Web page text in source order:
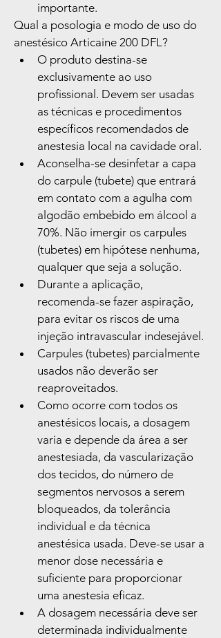
importante.
Qual a posologia e modo de uso do
anestésico Articaine 200 DFL?
O produto destina-se
exclusivamente ao uso
profissional. Devem ser usadas
as técnicas e procedimentos
específicos recomendados de
anestesia local na cavidade oral.
Aconselha-se desinfetar a capa
do carpule (tubete) que entrará
em contato com a agulha com
algodão embebido em álcool a
70%. Não imergir os carpules
(tubetes) em hipótese nenhuma,
qualquer que seja a solução.
Durante a aplicação,
recomenda-se fazer aspiração,
para evitar os riscos de uma
injeção intravascular indesejável.
Carpules (tubetes) parcialmente
usados não deverão ser
reaproveitados.
Como ocorre com todos os
anestésicos locais, a dosagem
varia e depende da área a ser
anestesiada, da vascularização
dos tecidos, do número de
segmentos nervosos a serem
bloqueados, da tolerância
individual e da técnica
anestésica usada. Deve-se usar a
menor dose necessária e
suficiente para proporcionar
uma anestesia eficaz.
A dosagem necessária deve ser
determinada individualmente